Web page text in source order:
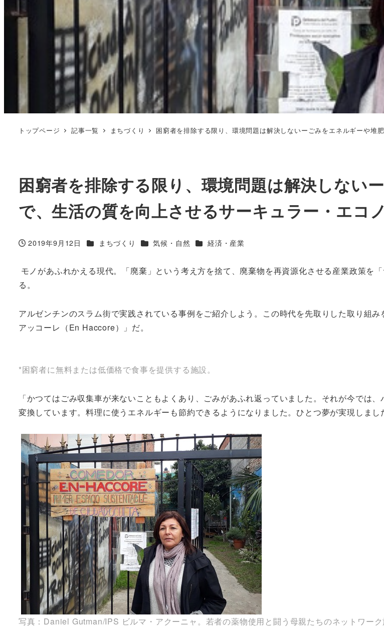
トップページ 記事一覧 まちづくり 困窮者を排除する限り、環境問題は解決しないーごみをエネルギーや
困窮者を排除する限り、環境問題は解決しない
で、生活の質を向上させるサーキュラー・エコ
投稿日
2019年9月12日 カテゴリー
まちづくり カテゴリー
気候・自然 カテゴリー
経済・産業
モノがあふれかえる現代。「廃棄」という考え方を捨て、廃棄物を再資源化させる産業政策を
る。
アルゼンチンのスラム街で実践されている事例をご紹介しよう。この時代を先取りした取り組
アッコーレ（En Haccore）」だ。
*困窮者に無料または低価格で食事を提供する施設。
「かつてはごみ収集車が来ないこともよくあり、ごみがあふれ返っていました。それが今では
変換しています。料理に使うエネルギーも節約できるようになりました。ひとつ夢が実現しま
写真：Daniel Gutman/IPS ビルマ・アクーニャ。若者の薬物使用と闘う母親たちのネットワーク